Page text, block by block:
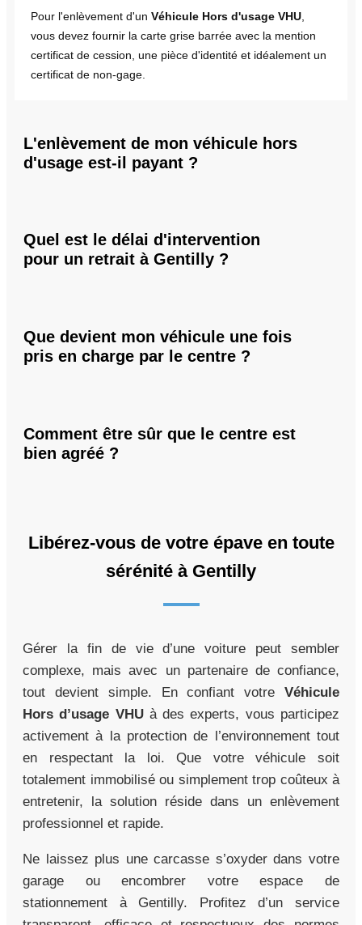
Pour l'enlèvement d'un Véhicule Hors d'usage VHU
vous devez fournir la carte grise barrée avec la mention
certificat de cession, une pièce d'identité et idéalement un
certificat de non-gage.
L'enlèvement de mon véhicule hors
d'usage est-il payant ?
Quel est le délai d'intervention
pour un retrait à Gentilly ?
Que devient mon véhicule une fois
pris en charge par le centre ?
Comment être sûr que le centre est
bien agréé ?
Libérez-vous de votre épave en toute
sérénité à Gentilly
Gérer la fin de vie d’une voiture peut sembler
complexe, mais avec un partenaire de confiance,
tout devient simple. En confiant votre Véhicule
Hors d’usage VHUà des experts, vous participez
activement à la protection de l’environnement tout
en respectant la loi. Que votre véhicule soit
totalement immobilisé ou simplement trop coûteux à
entretenir, la solution réside dans un enlèvement
professionnel et rapide.
Ne laissez plus une carcasse s’oxyder dans votre
garage ou encombrer votre espace de
stationnement à Gentilly. Profitez d’un service